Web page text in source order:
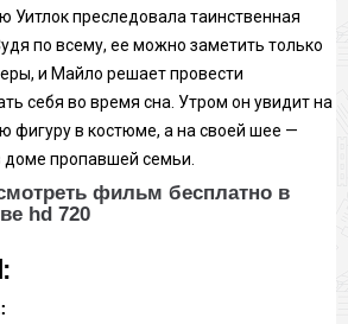
Уитлок преследовала таинственная
по всему, ее можно заметить только
и Майло решает провести
себя во время сна. Утром он увидит на
фигуру в костюме, а на своей шее —
доме пропавшей семьи.
фильм бесплатно в
hd 720